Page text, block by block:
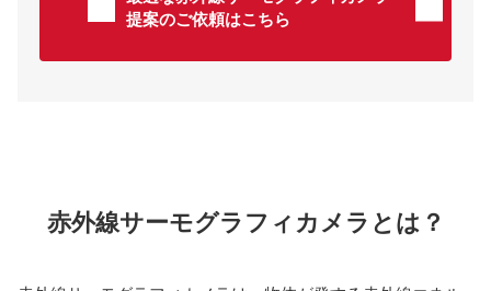
提案のご依頼はこちら
赤外線サーモグラフィカメラとは？